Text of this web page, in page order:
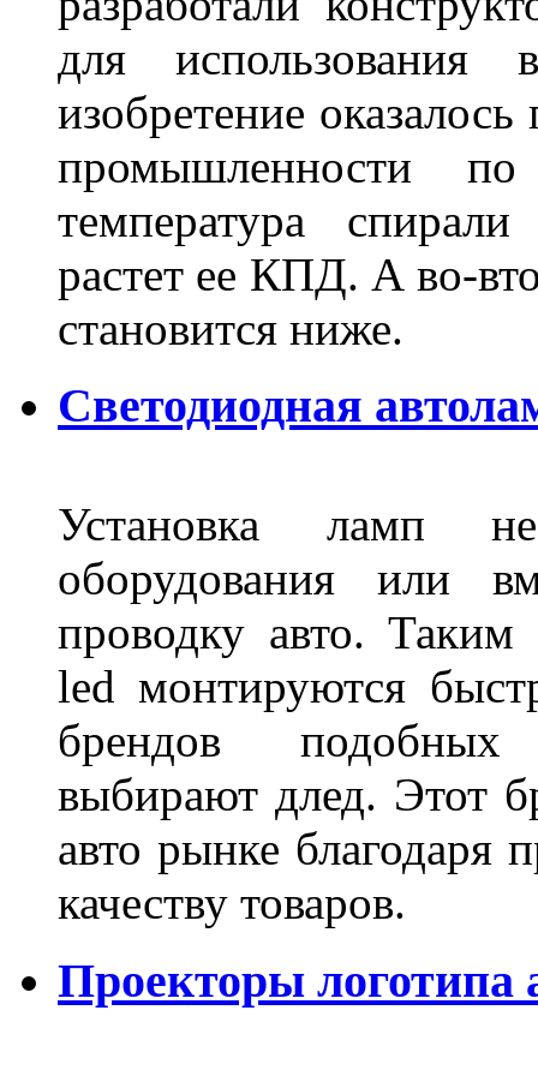
для
изобретение
промышленности
температура
растет ее КПД. А во-
становится ниже.
Светодиодная
Установка ламп не
оборудования или
проводку авто.
led монтируются
брендов подобных
выбирают длед. Этот
авто рынке
качеству товаров.
Проекторы логотипа